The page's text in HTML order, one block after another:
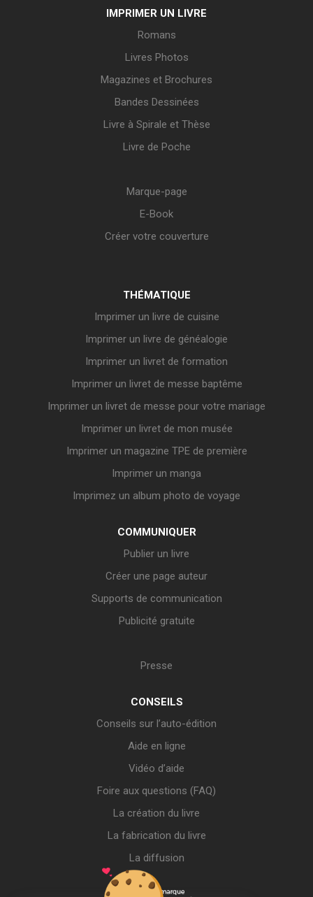
IMPRIMER UN LIVRE
Romans
Livres Photos
Magazines et Brochures
Bandes Dessinées
Livre à Spirale et Thèse
Livre de Poche
Marque-page
E-Book
Créer votre couverture
THÉMATIQUE
Imprimer un livre de cuisine
Imprimer un livre de généalogie
Imprimer un livret de formation
Imprimer un livret de messe baptême
Imprimer un livret de messe pour votre mariage
Imprimer un livret de mon musée
Imprimer un magazine TPE de première
Imprimer un manga
Imprimez un album photo de voyage
COMMUNIQUER
Publier un livre
Créer une page auteur
Supports de communication
Publicité gratuite
Presse
CONSEILS
Conseils sur l’auto-édition
Aide en ligne
Vidéo d’aide
Foire aux questions (FAQ)
La création du livre
La fabrication du livre
La diffusion